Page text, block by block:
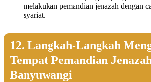
melakukan pemandian jenazah dengan
syariat.
12. Langkah-Langkah
Tempat Pemandian
Banyuwangi